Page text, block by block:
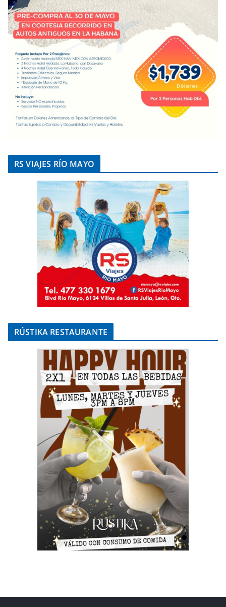
RS VIAJES RÍO MAYO
RÚSTIKA RESTAURANTE